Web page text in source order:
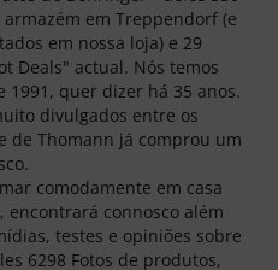
em Treppendorf (e
em nossa loja) e 29
Deals" actual. Nós temos
quer dizer há 35 anos.
divulgados entre os
de Thomann já comprou um
comodamente em casa
connosco além
testes e opiniões sobre
6298 Fotos de produtos,